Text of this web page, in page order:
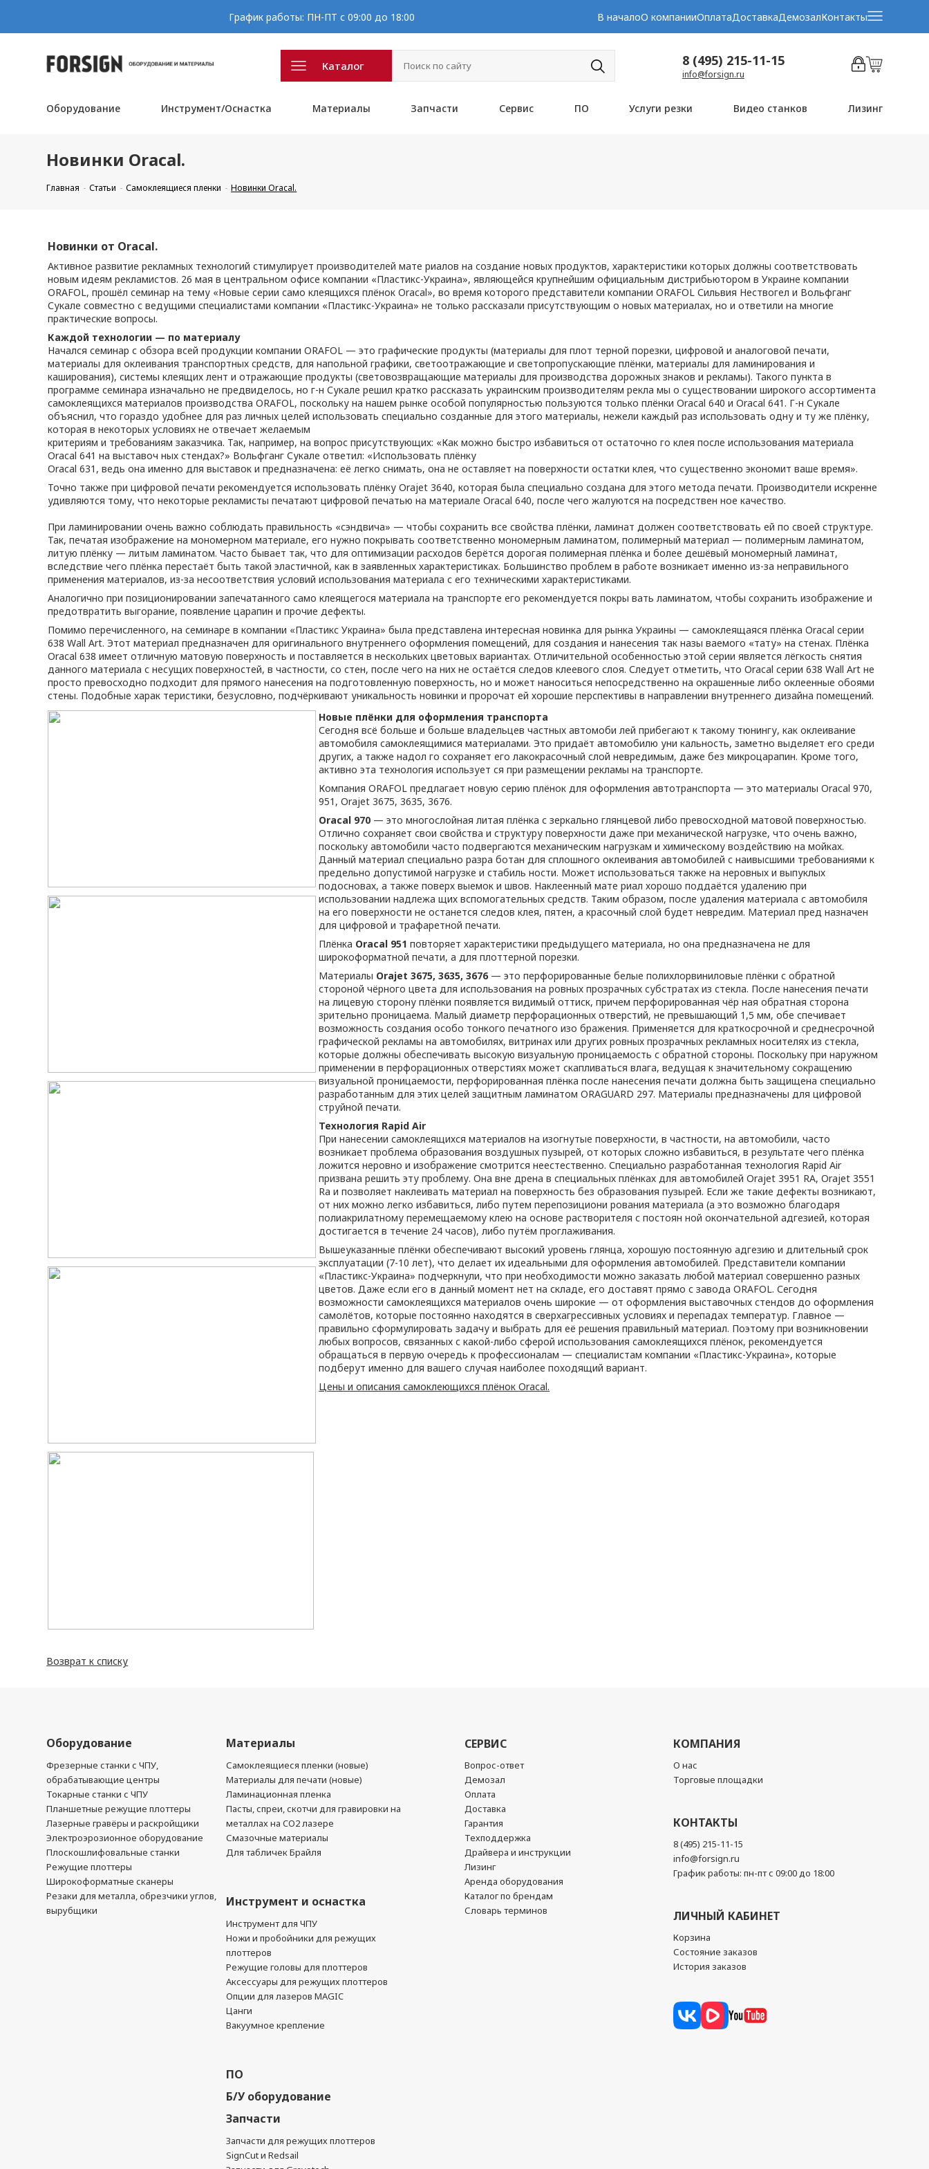
График работы: ПН-ПТ с 09:00 до 18:00 В началоО компанииОплатаДоставкаДемозалКонтакты
Каталог 8 (495) 215-11-15
info@forsign.ru
Оборудование Инструмент/Оснастка Материалы Запчасти Сервис ПО Услуги резки Видео станков Лизинг
Новинки Oracal.
Главная Статьи Самоклеящиеся пленки Новинки Oracal.
Новинки от Oracal.
Активное развитие рекламных технологий стимулирует производителей мате риалов на создание новых продуктов, характеристики которых должны соответствовать
новым идеям рекламистов. 26 мая в центральном офисе компании «Пластикс-Украина», являющейся крупнейшим официальным дистрибьютором в Украине компании
ORAFOL, прошёл семинар на тему «Новые серии само клеящихся плёнок Oracal», во время которого представители компании ORAFOL Сильвия Нествогел и Вольфганг
Сукале совместно с ведущими специалистами компании «Пластикс-Украина» не только рассказали присутствующим о новых материалах, но и ответили на многие
практические вопросы.
Каждой технологии — по материалу
Начался семинар с обзора всей продукции компании ORAFOL — это графические продукты (материалы для плот терной порезки, цифровой и аналоговой печати,
материалы для оклеивания транспортных средств, для напольной графики, светоотражающие и светопропускающие плёнки, материалы для ламинирования и
каширования), системы клеящих лент и отражающие продукты (световозвращающие материалы для производства дорожных знаков и рекламы). Такого пункта в
программе семинара изначально не предвиделось, но г-н Сукале решил кратко рассказать украинским производителям рекла мы о существовании широкого ассортимента
самоклеящихся материалов производства ORAFOL, поскольку на нашем рынке особой популярностью пользуются только плёнки Oracal 640 и Oracal 641. Г-н Сукале
объяснил, что гораздо удобнее для раз личных целей использовать специально созданные для этого материалы, нежели каждый раз использовать одну и ту же плёнку,
которая в некоторых условиях не отвечает желаемым
критериям и требованиям заказчика. Так, например, на вопрос присутствующих: «Как можно быстро избавиться от остаточно го клея после использования материала
Oracal 641 на выставоч ных стендах?» Вольфганг Сукале ответил: «Использовать плёнку
Oracal 631, ведь она именно для выставок и предназначена: её легко снимать, она не оставляет на поверхности остатки клея, что существенно экономит ваше время».
Точно также при цифровой печати рекомендуется использовать плёнку Orajet 3640, которая была специально создана для этого метода печати. Производители искренне
удивляются тому, что некоторые рекламисты печатают цифровой печатью на материале Oracal 640, после чего жалуются на посредствен ное качество.
При ламинировании очень важно соблюдать правильность «сэндвича» — чтобы сохранить все свойства плёнки, ламинат должен соответствовать ей по своей структуре.
Так, печатая изображение на мономерном материале, его нужно покрывать соответственно мономерным ламинатом, полимерный материал — полимерным ламинатом,
литую плёнку — литым ламинатом. Часто бывает так, что для оптимизации расходов берётся дорогая полимерная плёнка и более дешёвый мономерный ламинат,
вследствие чего плёнка перестаёт быть такой эластичной, как в заявленных характеристиках. Большинство проблем в работе возникает именно из-за неправильного
применения материалов, из-за несоответствия условий использования материала с его техническими характеристиками.
Аналогично при позиционировании запечатанного само клеящегося материала на транспорте его рекомендуется покры вать ламинатом, чтобы сохранить изображение и
предотвратить выгорание, появление царапин и прочие дефекты.
Помимо перечисленного, на семинаре в компании «Пластикс Украина» была представлена интересная новинка для рынка Украины — самоклеящаяся плёнка Oracal серии
638 Wall Art. Этот материал предназначен для оригинального внутреннего оформления помещений, для создания и нанесения так назы ваемого «тату» на стенах. Плёнка
Oracal 638 имеет отличную матовую поверхность и поставляется в нескольких цветовых вариантах. Отличительной особенностью этой серии является лёгкость снятия
данного материала с несущих поверхностей, в частности, со стен, после чего на них не остаётся следов клеевого слоя. Следует отметить, что Oracal серии 638 Wall Art не
просто превосходно подходит для прямого нанесения на подготовленную поверхность, но и может наноситься непосредственно на окрашенные либо оклеенные обоями
стены. Подобные харак теристики, безусловно, подчёркивают уникальность новинки и пророчат ей хорошие перспективы в направлении внутреннего дизайна помещений.
Новые плёнки для оформления транспорта
Сегодня всё больше и больше владельцев частных автомоби лей прибегают к такому тюнингу, как оклеивание
автомобиля самоклеящимися материалами. Это придаёт автомобилю уни кальность, заметно выделяет его среди
других, а также надол го сохраняет его лакокрасочный слой невредимым, даже без микроцарапин. Кроме того,
активно эта технология использует ся при размещении рекламы на транспорте.
Компания ORAFOL предлагает новую серию плёнок для оформления автотранспорта — это материалы Oracal 970,
951, Orajet 3675, 3635, 3676.
Oracal 970 — это многослойная литая плёнка с зеркально глянцевой либо превосходной матовой поверхностью.
Отлично сохраняет свои свойства и структуру поверхности даже при механической нагрузке, что очень важно,
поскольку автомобили часто подвергаются механическим нагрузкам и химическому воздействию на мойках.
Данный материал специально разра ботан для сплошного оклеивания автомобилей с наивысшими требованиями к
предельно допустимой нагрузке и стабиль ности. Может использоваться также на неровных и выпуклых
подосновах, а также поверх выемок и швов. Наклеенный мате риал хорошо поддаётся удалению при
использовании надлежа щих вспомогательных средств. Таким образом, после удаления материала с автомобиля
на его поверхности не останется следов клея, пятен, а красочный слой будет невредим. Материал пред назначен
для цифровой и трафаретной печати.
Плёнка Oracal 951 повторяет характеристики предыдущего материала, но она предназначена не для
широкоформатной печати, а для плоттерной порезки.
Материалы Orajet 3675, 3635, 3676 — это перфорированные белые полихлорвиниловые плёнки с обратной
стороной чёрного цвета для использования на ровных прозрачных субстратах из стекла. После нанесения печати
на лицевую сторону плёнки появляется видимый оттиск, причем перфорированная чёр ная обратная сторона
зрительно проницаема. Малый диаметр перфорационных отверстий, не превышающий 1,5 мм, обе спечивает
возможность создания особо тонкого печатного изо бражения. Применяется для краткосрочной и среднесрочной
графической рекламы на автомобилях, витринах или других ровных прозрачных рекламных носителях из стекла,
которые должны обеспечивать высокую визуальную проницаемость с обратной стороны. Поскольку при наружном
применении в перфорационных отверстиях может скапливаться влага, ведущая к значительному сокращению
визуальной проницаемости, перфорированная плёнка после нанесения печати должна быть защищена специально
разработанным для этих целей защитным ламинатом ORAGUARD 297. Материалы предназначены для цифровой
струйной печати.
Технология Rapid Air
При нанесении самоклеящихся материалов на изогнутые поверхности, в частности, на автомобили, часто
возникает проблема образования воздушных пузырей, от которых сложно избавиться, в результате чего плёнка
ложится неровно и изображение смотрится неестественно. Специально разработанная технология Rapid Air
призвана решить эту проблему. Она вне дрена в специальных плёнках для автомобилей Orajet 3951 RA, Orajet 3551
Ra и позволяет наклеивать материал на поверхность без образования пузырей. Если же такие дефекты возникают,
от них можно легко избавиться, либо путем перепозициони рования материала (а это возможно благодаря
полиакрилатному перемещаемому клею на основе растворителя с постоян ной окончательной адгезией, которая
достигается в течение 24 часов), либо путём проглаживания.
Вышеуказанные плёнки обеспечивают высокий уровень глянца, хорошую постоянную адгезию и длительный срок
эксплуатации (7-10 лет), что делает их идеальными для оформления автомобилей. Представители компании
«Пластикс-Украина» подчеркнули, что при необходимости можно заказать любой материал совершенно разных
цветов. Даже если его в данный момент нет на складе, его доставят прямо с завода ORAFOL. Сегодня
возможности самоклеящихся материалов очень широкие — от оформления выставочных стендов до оформления
самолётов, которые постоянно находятся в сверхагрессивных условиях и перепадах температур. Главное —
правильно сформулировать задачу и выбрать для её решения правильный материал. Поэтому при возникновении
любых вопросов, связанных с какой-либо сферой использования самоклеящихся плёнок, рекомендуется
обращаться в первую очередь к профессионалам — специалистам компании «Пластикс-Украина», которые
подберут именно для вашего случая наиболее походящий вариант.
Цены и описания самоклеющихся плёнок Oracal.
Возврат к списку
Оборудование
Фрезерные станки с ЧПУ,
обрабатывающие центры
Токарные станки с ЧПУ
Планшетные режущие плоттеры
Лазерные гравёры и раскройщики
Электроэрозионное оборудование
Плоскошлифовальные станки
Режущие плоттеры
Широкоформатные сканеры
Резаки для металла, обрезчики углов,
вырубщики
Материалы
Самоклеящиеся пленки (новые)
Материалы для печати (новые)
Ламинационная пленка
Пасты, спреи, скотчи для гравировки на
металлах на CO2 лазере
Смазочные материалы
Для табличек Брайля
Инструмент и оснастка
Инструмент для ЧПУ
Ножи и пробойники для режущих
плоттеров
Режущие головы для плоттеров
Аксессуары для режущих плоттеров
Опции для лазеров MAGIC
Цанги
Вакуумное крепление
ПО
Б/У оборудование
Запчасти
Запчасти для режущих плоттеров
SignCut и Redsail
СЕРВИС
Вопрос-ответ
Демозал
Оплата
Доставка
Гарантия
Техподдержка
Драйвера и инструкции
Лизинг
Аренда оборудования
Каталог по брендам
Словарь терминов
КОМПАНИЯ
О нас
Торговые площадки
КОНТАКТЫ
8 (495) 215-11-15
info@forsign.ru
График работы: пн-пт с 09:00 до 18:00
ЛИЧНЫЙ КАБИНЕТ
Корзина
Состояние заказов
История заказов